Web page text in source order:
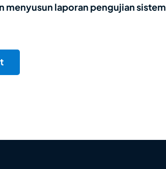
menyusun laporan pengujian sistem